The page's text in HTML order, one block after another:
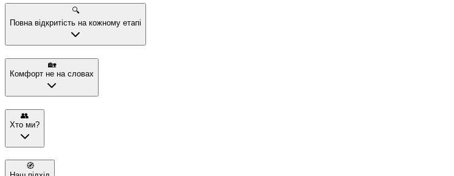
🔍
Повна відкритість на кожному етапі
🏡
Комфорт не на словах
👥
Хто ми?
🧭